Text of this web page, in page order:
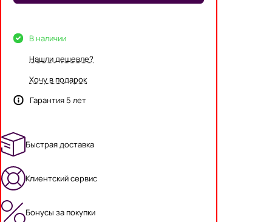
В наличии
Нашли дешевле?
Хочу в подарок
Гарантия 5 лет
Быстрая доставка
Клиентский сервис
Бонусы за покупки